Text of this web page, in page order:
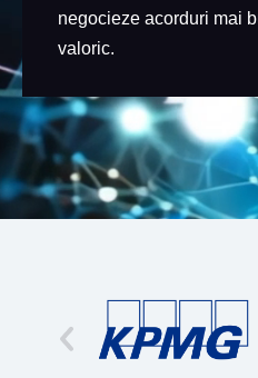
negocieze acorduri mai
valoric.